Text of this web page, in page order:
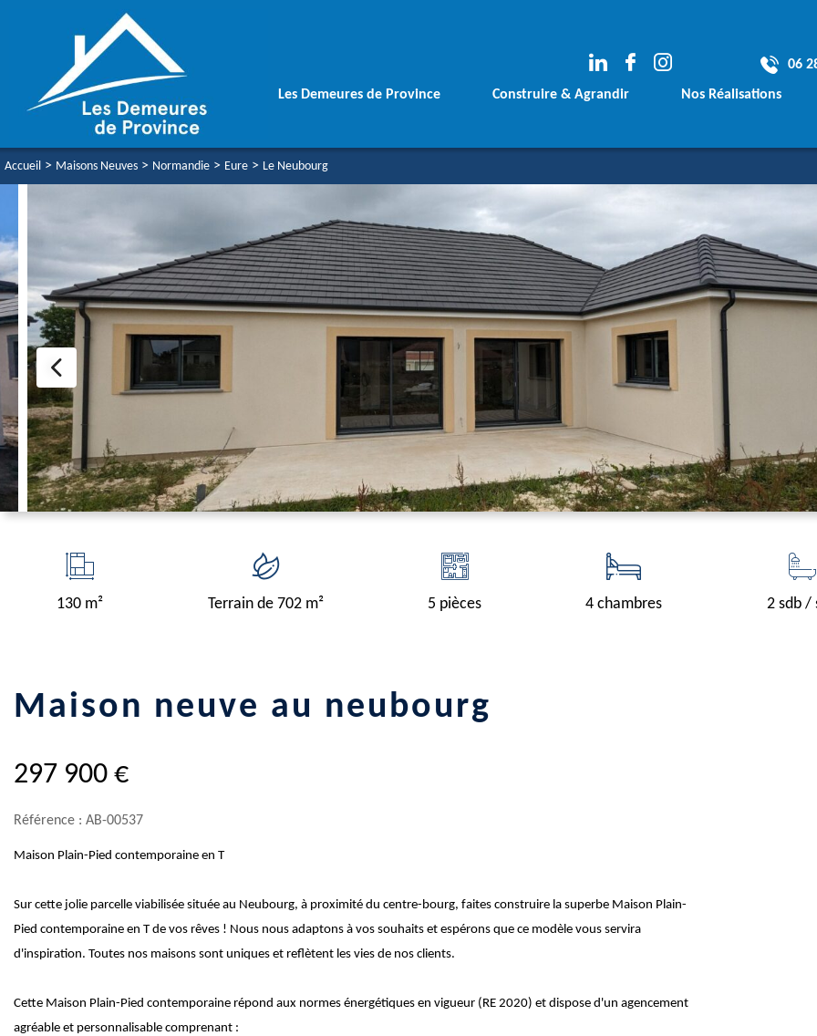
06
Les Demeures de Province
Votre Maison Autrement
Vos Garanties
Construire & Agrandir
Votre Terrain
Votre Financement
Vos plans sur mesure
Votre Agrandissement de Maison
Nos Réalisations
Les Maisons
Les Maisons
Les
Accueil > Maisons Neuves > Normandie > Eure > Le Neubourg
130 m² Terrain de 702 m² 5 pièces 4 chambres 2 sdb /
maison neuve au neubourg
297 900 €
Référence : AB-00537
Maison Plain-Pied contemporaine en T
Sur cette jolie parcelle viabilisée située au Neubourg, à proximité du centre-bourg, faites construire la superbe Maison Plain-
Pied contemporaine en T de vos rêves ! Nous nous adaptons à vos souhaits et espérons que ce modèle vous servira
d'inspiration. Toutes nos maisons sont uniques et reflètent les vies de nos clients.
Cette Maison Plain-Pied contemporaine répond aux normes énergétiques en vigueur (RE 2020) et dispose d'un agencement
agréable et personnalisable comprenant :